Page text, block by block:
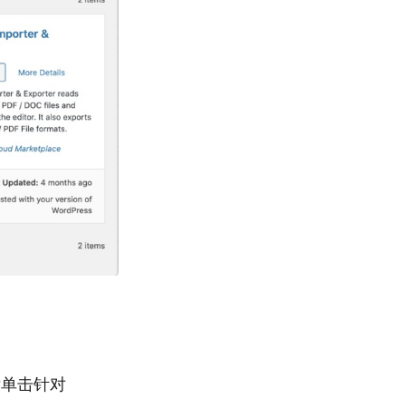
击针对